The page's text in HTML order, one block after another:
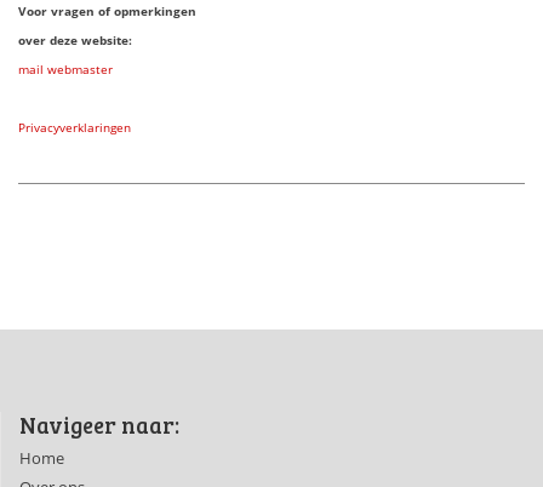
Voor vragen of opmerkingen
over deze website:
mail webmaster
Privacyverklaringen
Navigeer naar:
Home